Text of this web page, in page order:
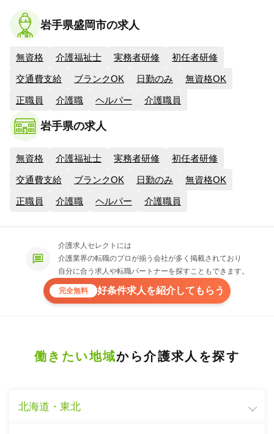
岩手県盛岡市の求人
無資格 介護福祉士 実務者研修 初任者研修
交通費支給 ブランクOK 日勤のみ 無資格OK
正職員 介護職 ヘルパー 介護職員
岩手県の求人
無資格 介護福祉士 実務者研修 初任者研修
交通費支給 ブランクOK 日勤のみ 無資格OK
正職員 介護職 ヘルパー 介護職員
介護求人セレクトには
介護業界の転職のプロが揃う会社が多く掲載されており
自分に合う求人や転職パートナーを探すこともできます。
完全無料 好条件求人を紹介してもらう
働きたい地域から介護求人を探す
北海道・東北